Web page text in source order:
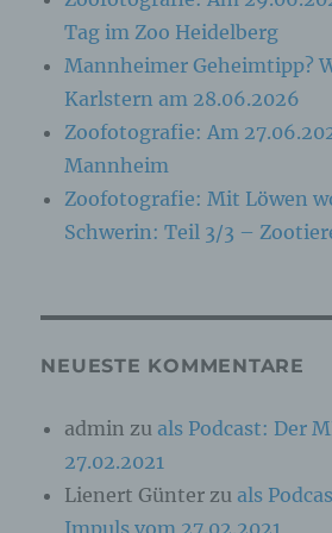
Tag im Zoo Heidelberg
Mannheimer Geheimtipp?
Karlstern am 28.06.2026
Zoofotografie: Am
Mannheim
Zoofotografie: Mit Löwen
Schwerin: Teil 3/3 –
NEUESTE KOMMENTARE
admin zu als Podcast: Der
27.02.2021
Lienert Günter zu als
f) Pseudonymisierung
Pseudonymisierung ist die
personenbezogener Daten in
welche die
Hinzuziehung zusätzlicher
mehr einer spezifischen
zugeordnet werden können,
zusätzlichen Informationen
Daten nicht einer
zugewiesen werden.
g) Verantwortlicher oder
Verarbeitung